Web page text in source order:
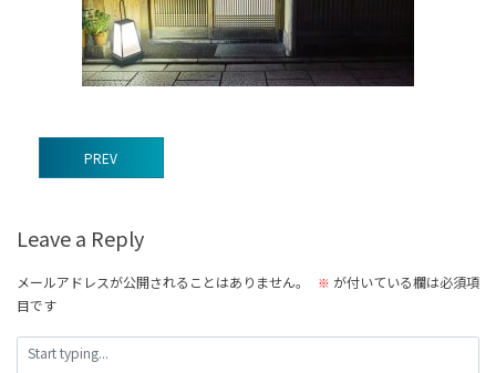
後
記
事
へ
の
PREV
Leave a Reply
メールアドレスが公開されることはありません。 ※ が付いている欄は必須項
目です